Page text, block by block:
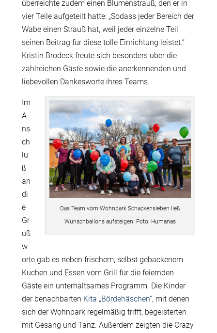
überreichte zudem einen Blumenstrauß, den er in
vier Teile aufgeteilt hatte: „Sodass jeder Bereich der
Wabe einen Strauß hat, weil jeder einzelne Teil
seinen Beitrag für diese tolle Einrichtung leistet.“
Kristin Brodeck freute sich besonders über die
zahlreichen Gäste sowie die anerkennenden und
liebevollen Dankesworte ihres Teams.
Das Team vom Wohnpark Schackensleben ließ
Wunschballons aufsteigen. Foto: Humanas
Im
A
ns
ch
lu
ß
an
di
e
Gr
uß
w
orte gab es neben frischem, selbst gebackenem
Kuchen und Essen vom Grill für die feiernden
Gäste ein unterhaltsames Programm. Die Kinder
der benachbarten Kita „Bördehäschen“, mit denen
sich der Wohnpark regelmäßig trifft, begeisterten
mit Gesang und Tanz. Außerdem zeigten die Crazy